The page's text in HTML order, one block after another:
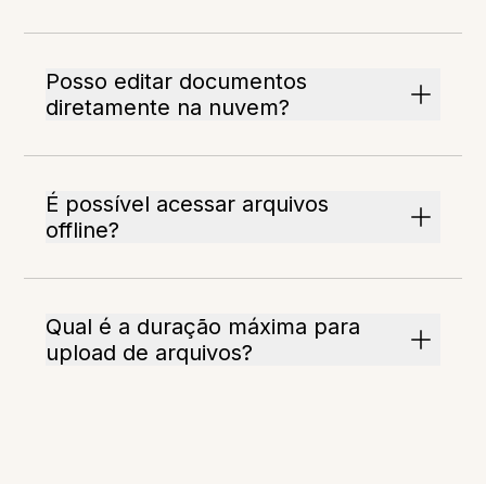
Posso editar documentos
diretamente na nuvem?
É possível acessar arquivos
offline?
Qual é a duração máxima para
upload de arquivos?